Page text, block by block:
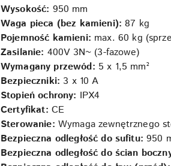
Wysokość: 950 mm
Waga pieca (bez kamieni): 87 kg
Pojemność kamieni: max. 60 kg
Zasilanie: 400V 3N~ (3-fazowe)
Wymagany przewód: 5 x 1,5 mm²
Bezpieczniki: 3 x 10 A
Stopień ochrony: IPX4
Certyfikat: CE
Sterowanie: Wymaga zewnętrznego
Bezpieczna odległość do sufitu: 950
Bezpieczna odległość do ścian